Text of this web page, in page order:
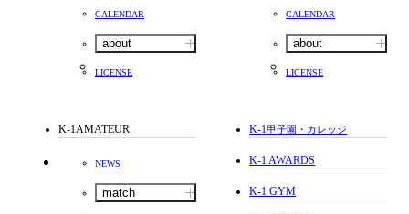
CALENDAR
about
LICENSE
CALENDAR
about
LICENSE
K-1AMATEUR
NEWS
match
K-1甲子園・カレッジ
K-1 AWARDS
K-1 GYM